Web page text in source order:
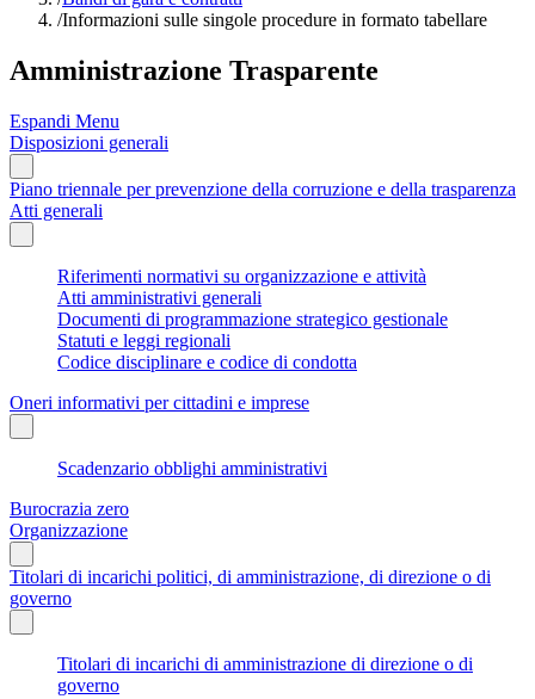
/Informazioni sulle singole procedure in formato tabellare
Amministrazione Trasparente
Espandi Menu
Disposizioni generali
Piano triennale per prevenzione della corruzione e della trasparenza
Atti generali
Riferimenti normativi su organizzazione e attività
Atti amministrativi generali
Documenti di programmazione strategico gestionale
Statuti e leggi regionali
Codice disciplinare e codice di condotta
Oneri informativi per cittadini e imprese
Scadenzario obblighi amministrativi
Burocrazia zero
Organizzazione
Titolari di incarichi politici, di amministrazione, di direzione o di
governo
Titolari di incarichi di amministrazione di direzione o di
governo